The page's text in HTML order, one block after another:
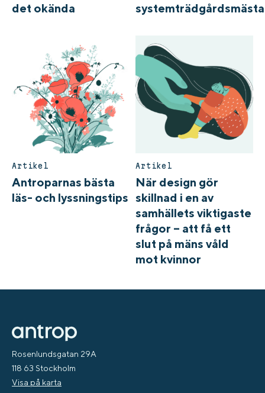
det okända
Artikel
Antroparnas bästa
läs- och lyssningstips
Artikel
När design gör
skillnad i en av
samhällets viktigaste
frågor – att få ett
slut på mäns våld
mot kvinnor
Rosenlundsgatan 29A
118 63 Stockholm
Visa på karta